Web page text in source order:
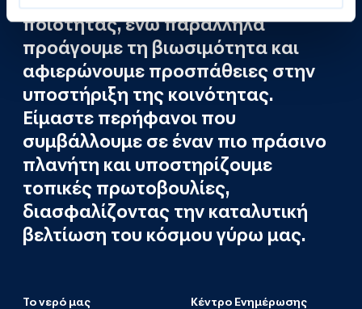
ποιότητας, ενώ παράλληλα
προάγουμε τη βιωσιμότητα και
αφιερώνουμε προσπάθειες στην
υποστήριξη της κοινότητας.
Είμαστε περήφανοι που
συμβάλλουμε σε έναν πιο πράσινο
πλανήτη και υποστηρίζουμε
τοπικές πρωτοβουλίες,
διασφαλίζοντας την καταλυτική
βελτίωση του κόσμου γύρω μας.
Το νερό μας Κέντρο Ενημέρωσης